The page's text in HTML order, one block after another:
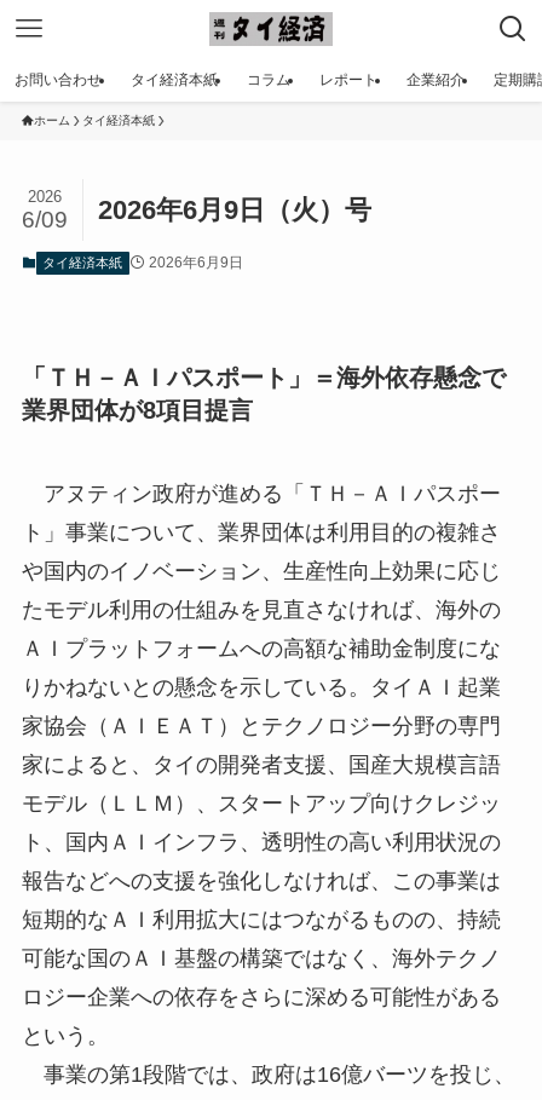
お問い合わせ タイ経済本紙 コラム レポート 企業紹介 定期購
ホーム タイ経済本紙
2026年6月9日（火）号
2026
6/09
タイ経済本紙 2026年6月9日
「ＴＨ－ＡＩパスポート」＝海外依存懸念で
業界団体が8項目提言
アヌティン政府が進める「ＴＨ－ＡＩパスポー
ト」事業について、業界団体は利用目的の複雑さ
や国内のイノベーション、生産性向上効果に応じ
たモデル利用の仕組みを見直さなければ、海外の
ＡＩプラットフォームへの高額な補助金制度にな
りかねないとの懸念を示している。タイＡＩ起業
家協会（ＡＩＥＡＴ）とテクノロジー分野の専門
家によると、タイの開発者支援、国産大規模言語
モデル（ＬＬＭ）、スタートアップ向けクレジッ
ト、国内ＡＩインフラ、透明性の高い利用状況の
報告などへの支援を強化しなければ、この事業は
短期的なＡＩ利用拡大にはつながるものの、持続
可能な国のＡＩ基盤の構築ではなく、海外テクノ
ロジー企業への依存をさらに深める可能性がある
という。
事業の第1段階では、政府は16億バーツを投じ、